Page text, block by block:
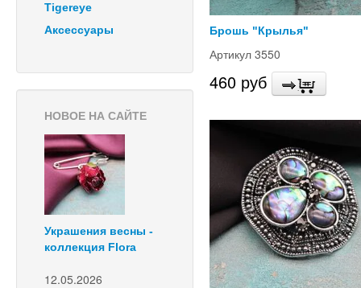
Tigereye
Аксессуары
НОВОЕ НА САЙТЕ
Украшения весны -
коллекция Flora
12.05.2026
Брошь "Крылья"
Артикул 3550
460 руб